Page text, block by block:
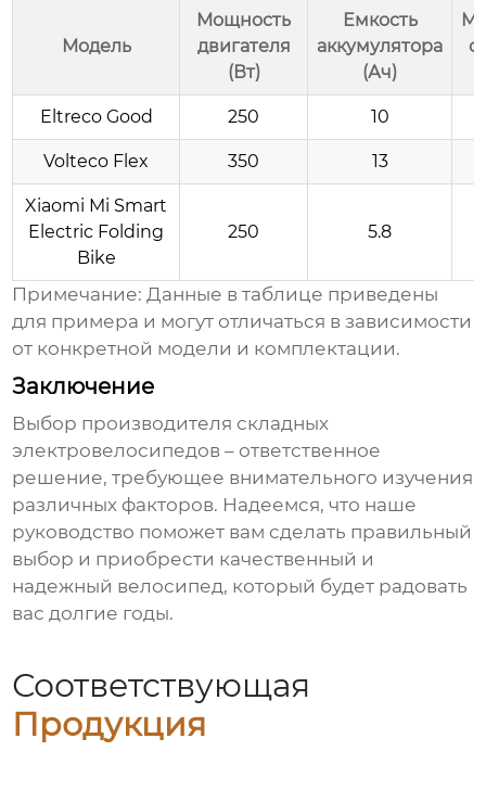
Модель
Мощность
двигателя
(Вт)
Емкость
аккумулятора
(Ач)
Eltreco Good 250 10
Volteco Flex 350 13
Xiaomi Mi Smart
Electric Folding
Bike
250 5.8
Примечание: Данные в таблице приведены
для примера и могут отличаться в зависимости
от конкретной модели и комплектации.
Заключение
Выбор производителя складных
электровелосипедов – ответственное
решение, требующее внимательного изучения
различных факторов. Надеемся, что наше
руководство поможет вам сделать правильный
выбор и приобрести качественный и
надежный велосипед, который будет радовать
вас долгие годы.
Соответствующая
Продукция